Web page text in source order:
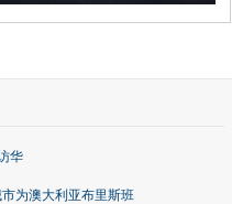
华
为澳大利亚布里斯班